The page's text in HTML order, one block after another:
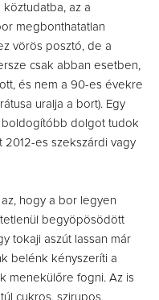
az a
megbonthatatlan
vörös posztó, de a
csak abban esetben,
és nem a 90-es évekre
uralja a bort). Egy
dolgot tudok
es szekszárdi vagy
hogy a bor legyen
begyöpösödött
tokaji aszút lassan már
belénk kényszeríti a
menekülőre fogni. Az is
cukros, szirupos,